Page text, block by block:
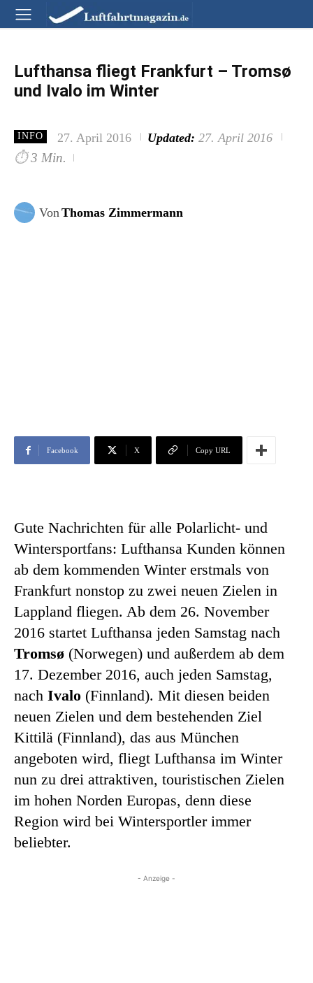
Lufthansa fliegt Frankfurt – Tromsø
und Ivalo im Winter
INFO 27. April 2016 Updated: 27. April 2016
⏱ 3 Min.
VonThomas Zimmermann
Facebook X Copy URL
Gute Nachrichten für alle Polarlicht- und
Wintersportfans: Lufthansa Kunden können
ab dem kommenden Winter erstmals von
Frankfurt nonstop zu zwei neuen Zielen in
Lappland fliegen. Ab dem 26. November
2016 startet Lufthansa jeden Samstag nach
Tromsø (Norwegen) und außerdem ab dem
17. Dezember 2016, auch jeden Samstag,
nach Ivalo (Finnland). Mit diesen beiden
neuen Zielen und dem bestehenden Ziel
Kittilä (Finnland), das aus München
angeboten wird, fliegt Lufthansa im Winter
nun zu drei attraktiven, touristischen Zielen
im hohen Norden Europas, denn diese
Region wird bei Wintersportler immer
beliebter.
- Anzeige -